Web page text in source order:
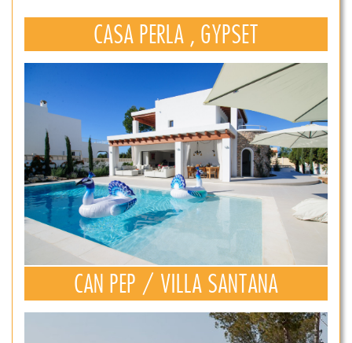
CASA PERLA , GYPSET
CAN PEP / VILLA SANTANA